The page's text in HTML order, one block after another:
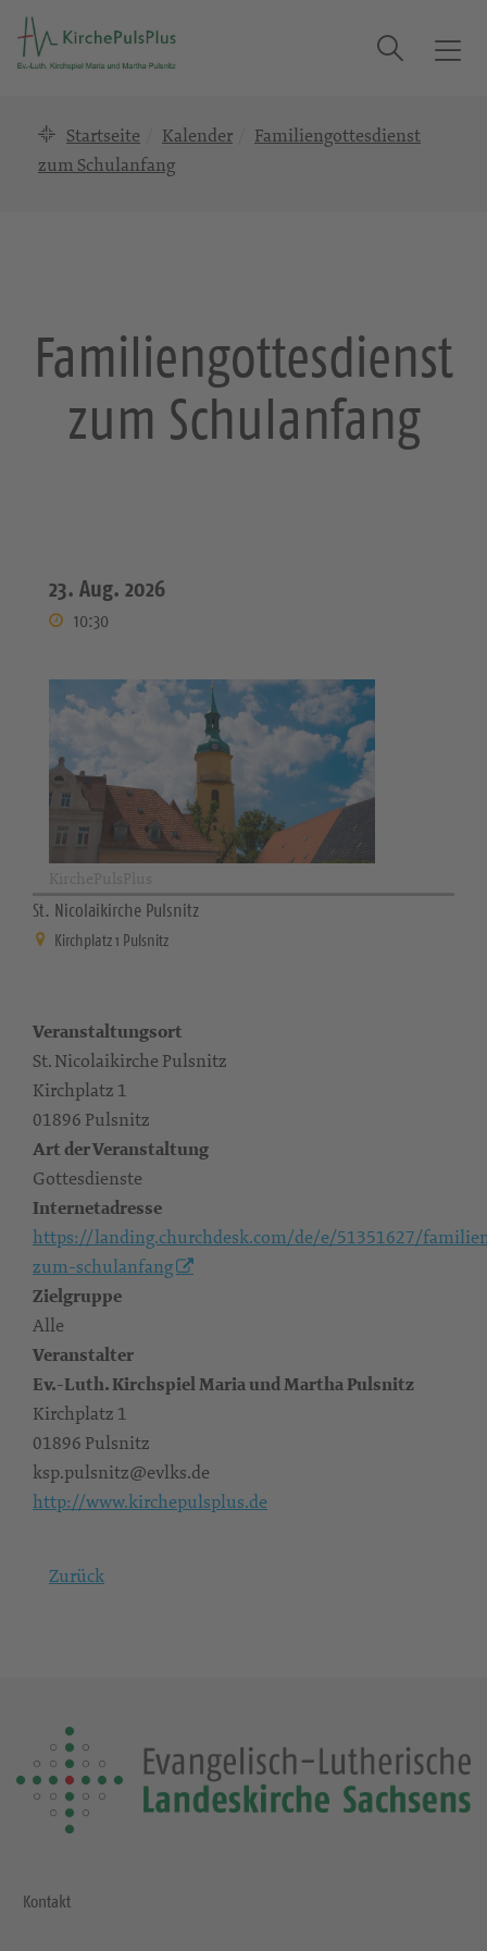
T
a
t
Suche
Startseite Kalender
Familiengottesdienst
zum Schulanfang
Familiengottesdienst
zum Schulanfang
23. Aug. 2026
10:30
St. Nicolaikirche Pulsnitz
Kirchplatz 1 Pulsnitz
Veranstaltungsort
St. Nicolaikirche Pulsnitz
Kirchplatz 1
01896 Pulsnitz
Art der Veranstaltung
Gottesdienste
Internetadresse
https://landing.churchdesk.com/de/e/51351627/
zum-schulanfang
Zielgruppe
Alle
Veranstalter
Ev.-Luth. Kirchspiel Maria und Martha Pulsnitz
Kirchplatz 1
01896 Pulsnitz
ksp.pulsnitz@evlks.de
http://www.kirchepulsplus.de
Zurück
Kontakt